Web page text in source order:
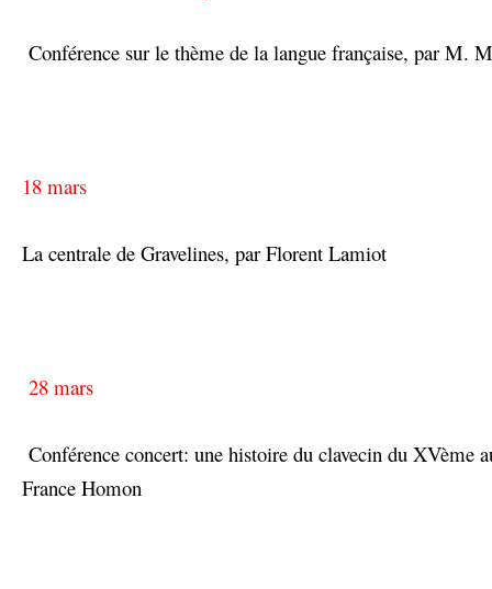
Conférence sur le thème de la langue française, par M.
18 mars
La centrale de Gravelines, par Florent Lamiot
28 mars
Conférence concert: une histoire du clavecin du XVème
France Homon